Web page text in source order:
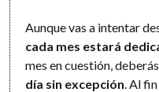
Aunque vas a intentar
cada mes estará
mes en cuestión,
día sin excepción . Al